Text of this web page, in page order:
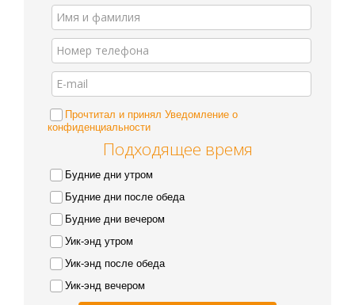
Прочтитал и принял Уведомление о
конфиденциальности
Подходящее время
Будние дни утром
Будние дни после обеда
Будние дни вечером
Уик-энд утром
Уик-энд после обеда
Уик-энд вечером